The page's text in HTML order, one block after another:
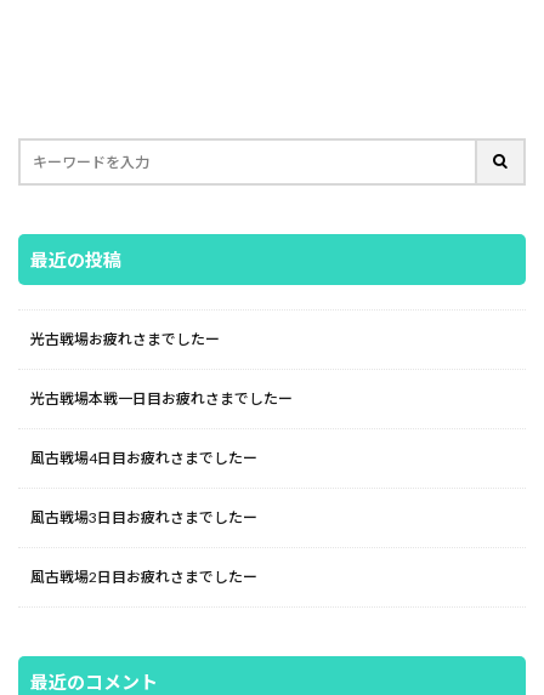
最近の投稿
光古戦場お疲れさまでしたー
光古戦場本戦一日目お疲れさまでしたー
風古戦場4日目お疲れさまでしたー
風古戦場3日目お疲れさまでしたー
風古戦場2日目お疲れさまでしたー
最近のコメント